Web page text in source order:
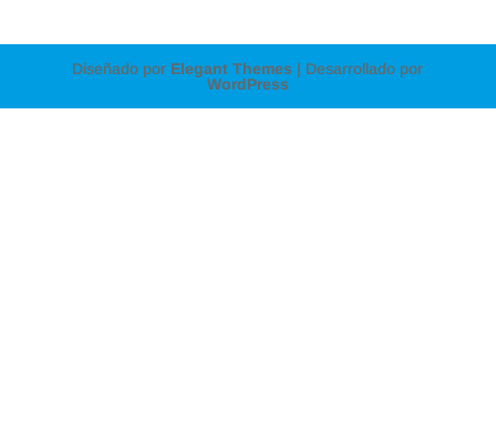
Diseñado por Elegant Themes | Desarrollado por
WordPress